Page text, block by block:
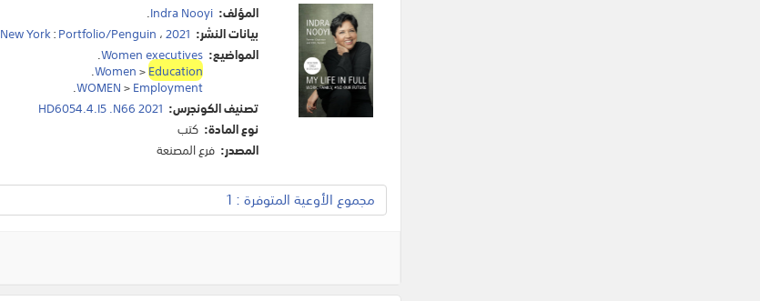
المؤلف: Indra Nooyi
.
بيانات النشر:
New York:Portfolio/Penguin ،2021
المواضيع: Women executives
.
Women>Education
.
WOMEN>Employment
.
تصنيف الكونجرس: HD6054.4.I5 .N66 2021
نوع المادة: كتب
المصدر: فرع المصنعة
مجموع الأوعية المتوفرة : 1